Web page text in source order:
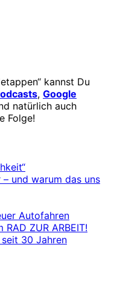
kannst Du
, Google
natürlich auch
Folge!
und warum das uns
Autofahren
ZUR ARBEIT!
30 Jahren